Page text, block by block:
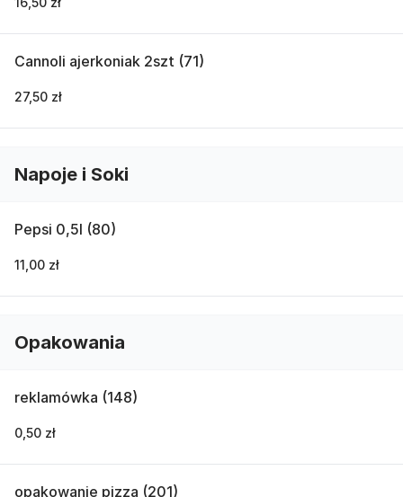
Cannoli ajerkoniak 2szt (71)
27,50 zł
Napoje i Soki
Pepsi 0,5l (80)
11,00 zł
Opakowania
reklamówka (148)
0,50 zł
opakowanie pizza (201)